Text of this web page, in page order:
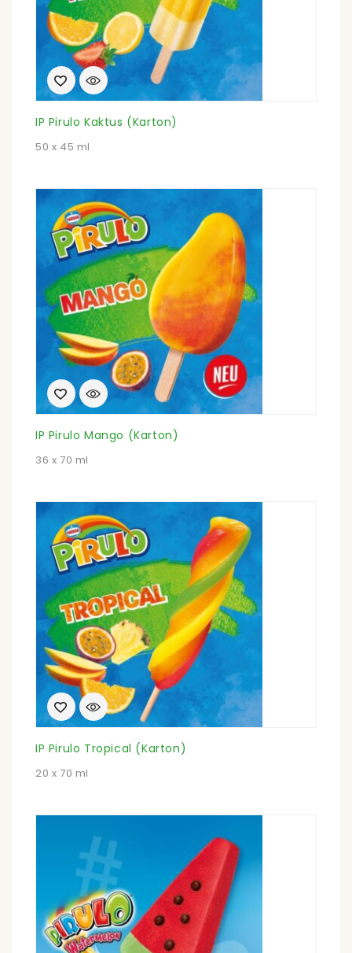
IP Pirulo Kaktus (Karton)
50 x 45 ml
IP Pirulo Mango (Karton)
36 x 70 ml
IP Pirulo Tropical (Karton)
20 x 70 ml